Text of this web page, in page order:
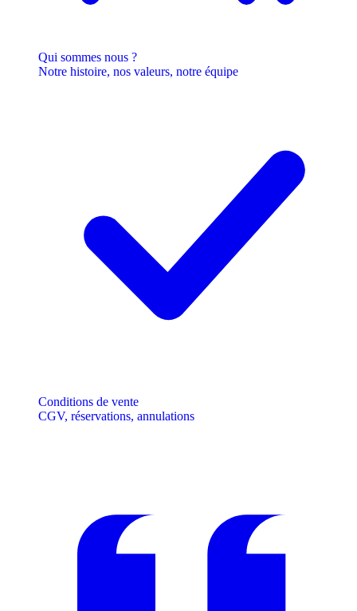
Qui sommes nous ?
Notre histoire, nos valeurs, notre équipe
Conditions de vente
CGV, réservations, annulations